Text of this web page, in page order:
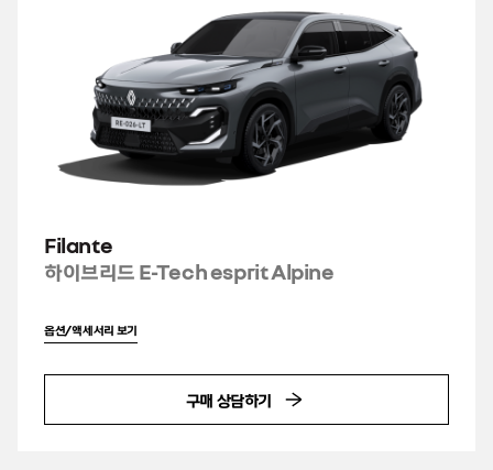
Filante
하이브리드 E-Tech esprit Alpine
옵션/액세서리 보기
구매 상담하기